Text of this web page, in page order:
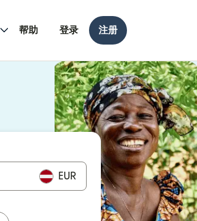
帮助 登录 注册
EUR